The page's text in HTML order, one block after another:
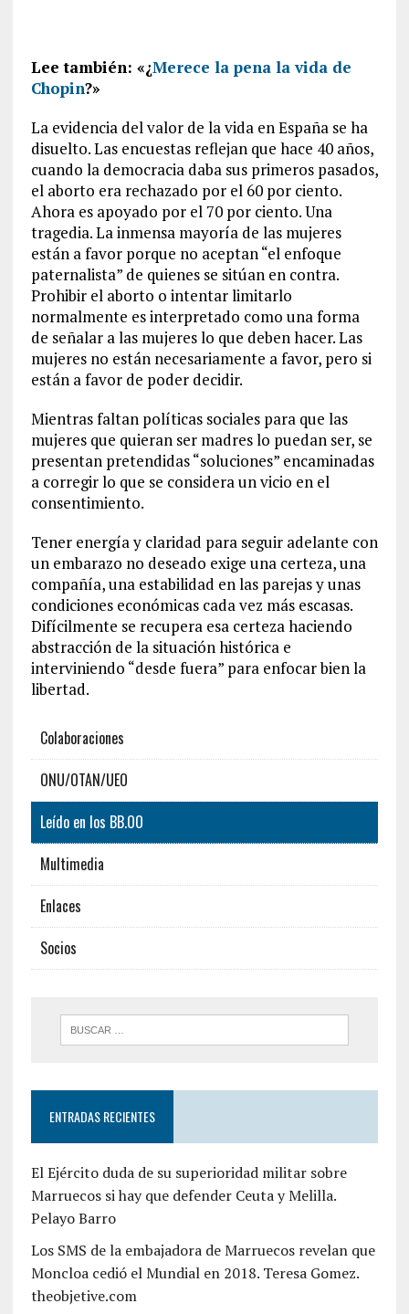
Lee también: «¿Merece la pena la vida de
Chopin?»
La evidencia del valor de la vida en España se ha
disuelto. Las encuestas reflejan que hace 40 años,
cuando la democracia daba sus primeros pasados,
el aborto era rechazado por el 60 por ciento.
Ahora es apoyado por el 70 por ciento. Una
tragedia. La inmensa mayoría de las mujeres
están a favor porque no aceptan “el enfoque
paternalista” de quienes se sitúan en contra.
Prohibir el aborto o intentar limitarlo
normalmente es interpretado como una forma
de señalar a las mujeres lo que deben hacer. Las
mujeres no están necesariamente a favor, pero si
están a favor de poder decidir.
Mientras faltan políticas sociales para que las
mujeres que quieran ser madres lo puedan ser, se
presentan pretendidas “soluciones” encaminadas
a corregir lo que se considera un vicio en el
consentimiento.
Tener energía y claridad para seguir adelante con
un embarazo no deseado exige una certeza, una
compañía, una estabilidad en las parejas y unas
condiciones económicas cada vez más escasas.
Difícilmente se recupera esa certeza haciendo
abstracción de la situación histórica e
interviniendo “desde fuera” para enfocar bien la
libertad.
Colaboraciones
ONU/OTAN/UEO
Leído en los BB.OO
Multimedia
Enlaces
Socios
ENTRADAS RECIENTES
El Ejército duda de su superioridad militar sobre
Marruecos si hay que defender Ceuta y Melilla.
Pelayo Barro
Los SMS de la embajadora de Marruecos revelan que
Moncloa cedió el Mundial en 2018. Teresa Gomez.
theobjetive.com